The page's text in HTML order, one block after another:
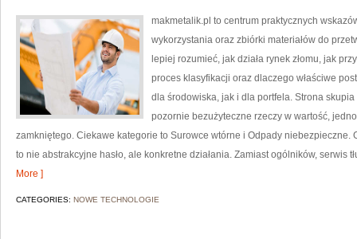
makmetalik.pl to centrum praktycznych
wykorzystania oraz zbiórki materiałów do
lepiej rozumieć, jak działa rynek złomu, jak
proces klasyfikacji oraz dlaczego właściwe
dla środowiska, jak i dla portfela. Strona
pozornie bezużyteczne rzeczy w wartość,
zamkniętego. Ciekawe kategorie to Surowce wtórne i Odpady niebezpieczne.
to nie abstrakcyjne hasło, ale konkretne działania. Zamiast ogólników, serwis
More ]
CATEGORIES: NOWE TECHNOLOGIE